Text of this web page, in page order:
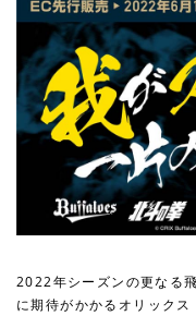
2022年シーズンの更なる
に期待がかかるオリック